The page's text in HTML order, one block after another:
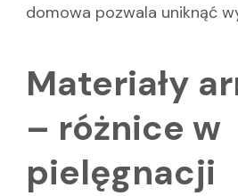
domowa pozwala uniknąć
Materiały
– różnice w
pielęgnacji